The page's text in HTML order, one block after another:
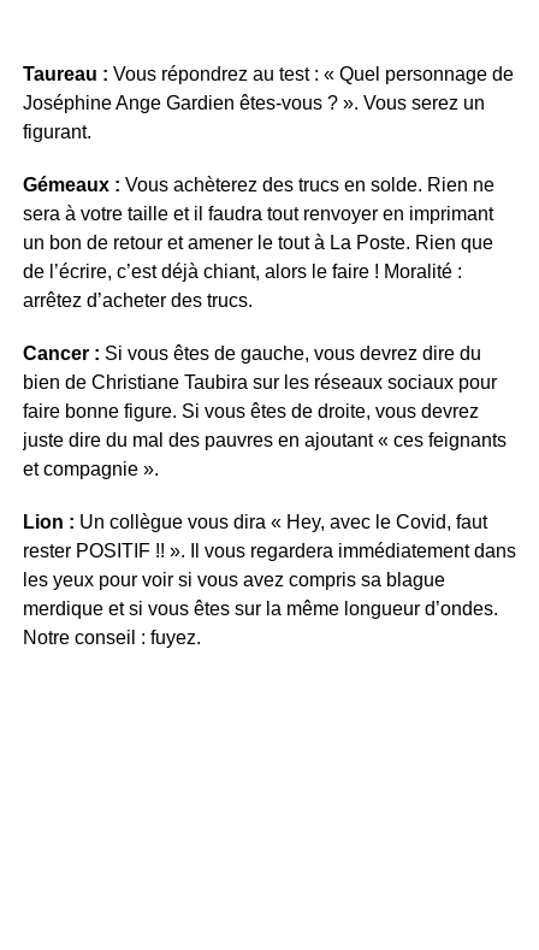
Taureau : Vous répondrez au test : « Quel personnage de
Joséphine Ange Gardien êtes-vous ? ». Vous serez un
figurant.
Gémeaux : Vous achèterez des trucs en solde. Rien ne
sera à votre taille et il faudra tout renvoyer en imprimant
un bon de retour et amener le tout à La Poste. Rien que
de l’écrire, c’est déjà chiant, alors le faire ! Moralité :
arrêtez d’acheter des trucs.
Cancer : Si vous êtes de gauche, vous devrez dire du
bien de Christiane Taubira sur les réseaux sociaux pour
faire bonne figure. Si vous êtes de droite, vous devrez
juste dire du mal des pauvres en ajoutant « ces feignants
et compagnie ».
Lion : Un collègue vous dira « Hey, avec le Covid, faut
rester POSITIF !! ». Il vous regardera immédiatement dans
les yeux pour voir si vous avez compris sa blague
merdique et si vous êtes sur la même longueur d’ondes.
Notre conseil : fuyez.